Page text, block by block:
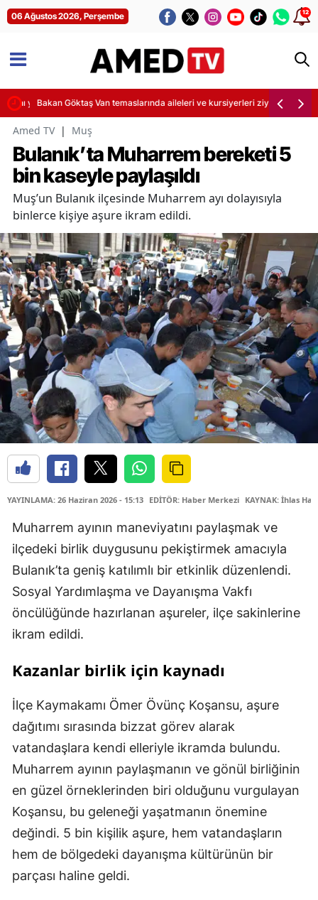
06 Ağustos 2026, Perşembe 12
yitirdi
Bakan Göktaş Van temaslarında aileleri ve kursiyerleri ziyaret etti
Amed TV | Muş
Bulanık’ta Muharrem bereketi 5
bin kaseyle paylaşıldı
Muş’un Bulanık ilçesinde Muharrem ayı dolayısıyla
binlerce kişiye aşure ikram edildi.
YAYINLAMA: 26 Haziran 2026 - 15:13 EDİTÖR: Haber Merkezi KAYNAK: İhlas
Muharrem ayının maneviyatını paylaşmak ve
ilçedeki birlik duygusunu pekiştirmek amacıyla
Bulanık’ta geniş katılımlı bir etkinlik düzenlendi.
Sosyal Yardımlaşma ve Dayanışma Vakfı
öncülüğünde hazırlanan aşureler, ilçe sakinlerine
ikram edildi.
Kazanlar birlik için kaynadı
İlçe Kaymakamı Ömer Övünç Koşansu, aşure
dağıtımı sırasında bizzat görev alarak
vatandaşlara kendi elleriyle ikramda bulundu.
Muharrem ayının paylaşmanın ve gönül birliğinin
en güzel örneklerinden biri olduğunu vurgulayan
Koşansu, bu geleneği yaşatmanın önemine
değindi. 5 bin kişilik aşure, hem vatandaşların
hem de bölgedeki dayanışma kültürünün bir
parçası haline geldi.